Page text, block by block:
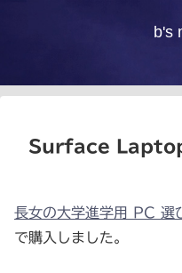
b's
Surface
長女の大学進学用 PC 選
で購入しました。